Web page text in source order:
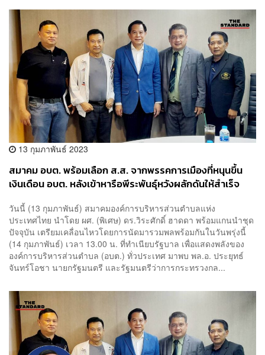
13 กุมภาพันธ์ 2023
สมาคม อบต. พร้อมเลือก ส.ส. จากพรรคการเมืองที่หนุนขึ้น
เงินเดือน อบต. หลังเข้าหารือพีระพันธุ์หวังผลักดันให้สำเร็จ
วันนี้ (13 กุมภาพันธ์) สมาคมองค์การบริหารส่วนตำบลแห่ง
ประเทศไทย นำโดย ผศ. (พิเศษ) ดร.วิระศักดิ์ ฮาดดา พร้อมแกนนำชุด
ปัจจุบัน เตรียมเคลื่อนไหวโดยการนัดมารวมพลพร้อมกันในวันพรุ่งนี้
(14 กุมภาพันธ์) เวลา 13.00 น. ที่ทำเนียบรัฐบาล เพื่อแสดงพลังของ
องค์การบริหารส่วนตำบล (อบต.) ทั่วประเทศ มาพบ พล.อ. ประยุทธ์
จันทร์โอชา นายกรัฐมนตรี และรัฐมนตรีว่าการกระทรวงกล...